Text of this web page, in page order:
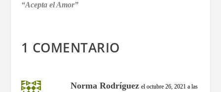
“Acepta el Amor”
1 COMENTARIO
Norma Rodríguez el octubre 26, 2021 a las